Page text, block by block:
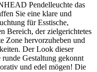
Pendelleuchte das
Sie eine klare und
für Esstische,
Bereich, der zielgerichtetes
Zone hervorzuheben und
Der Look dieser
Gestaltung gekonnt
und edel mögen! Die